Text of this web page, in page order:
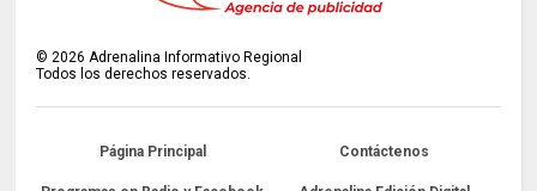
©2026 Adrenalina Informativo Regional
Todos los derechos reservados.
Página Principal Contáctenos